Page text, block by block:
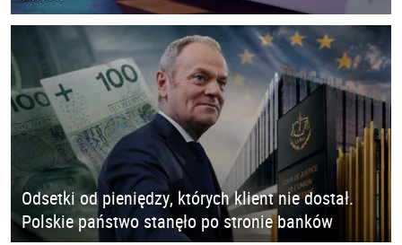
Odsetki od pieniędzy, których klient nie dostał.
Polskie państwo stanęło po stronie banków